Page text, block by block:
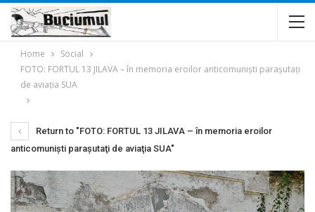
Home
Social
FOTO: FORTUL 13 JILAVA – în memoria eroilor anticomunişti paraşutaţi
de aviaţia SUA
Return to "FOTO: FORTUL 13 JILAVA – în memoria eroilor
anticomunişti paraşutaţi de aviaţia SUA"